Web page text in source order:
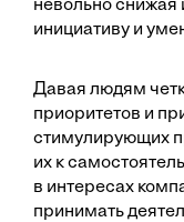
невольно снижая
инициативу и
Давая людям
приоритетов и
стимулирующих
их к
в интересах
принимать